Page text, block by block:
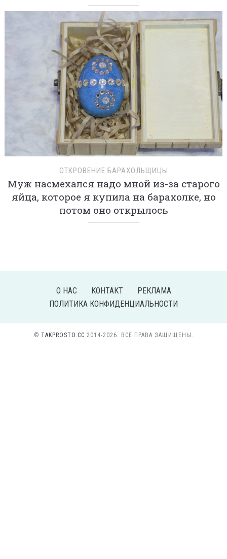
ОТКРОВЕНИЕ БАРАХОЛЬЩИЦЫ
Муж насмехался надо мной из-за старого
яйца, которое я купила на барахолке, но
потом оно открылось
О НАС КОНТАКТ
РЕКЛАМА
ПОЛИТИКА КОНФИДЕНЦИАЛЬНОСТИ
© TAKPROSTO.CC 2014-2026. ВСЕ ПРАВА ЗАЩИЩЕНЫ.